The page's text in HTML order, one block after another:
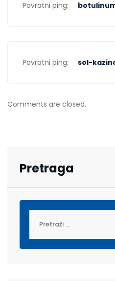
Povratni ping:
Povratni ping: sol-
Comments are closed.
Pretraga